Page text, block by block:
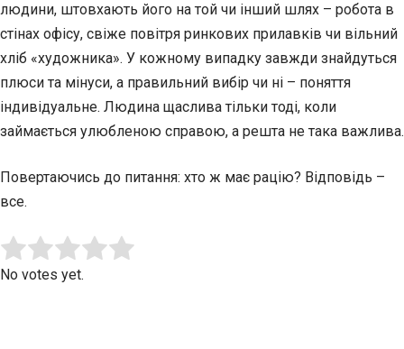
людини, штовхають його на той чи інший шлях – робота в
стінах офісу, свіже повітря ринкових прилавків чи вільний
хліб «художника». У кожному випадку завжди знайдуться
плюси та мінуси, а правильний вибір чи ні – поняття
індивідуальне. Людина щаслива тільки тоді, коли
займається улюбленою справою, а решта не така важлива.
Повертаючись до питання: хто ж має рацію? Відповідь –
все.
Rate this item:
No votes yet.